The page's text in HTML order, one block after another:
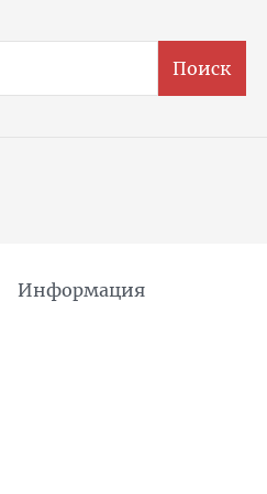
Поиск
Информация